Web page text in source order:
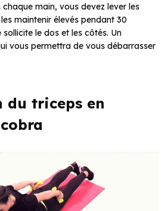
chaque main, vous devez lever les
maintenir élevés pendant 30
sollicite le dos et les côtés. Un
vous permettra de vous débarrasser
du triceps en